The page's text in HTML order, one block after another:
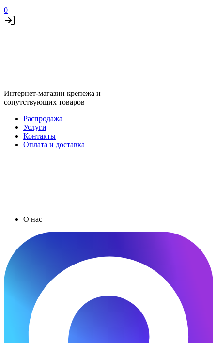
0
Интернет-магазин крепежа и
сопутствующих товаров
Распродажа
Услуги
Контакты
Оплата и доставка
О нас